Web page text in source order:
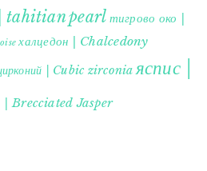
| tahitian pearl тигрово око |
халцедон | Chalcedony
| Cubic zirconia яспис |
| Brecciated Jasper